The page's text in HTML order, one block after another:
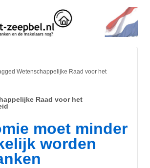
Wetenschappelijke Raad voor het
Raad voor het
moet minder
worden